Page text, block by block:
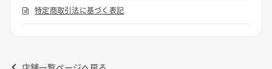
特定商取引法に基づく表記